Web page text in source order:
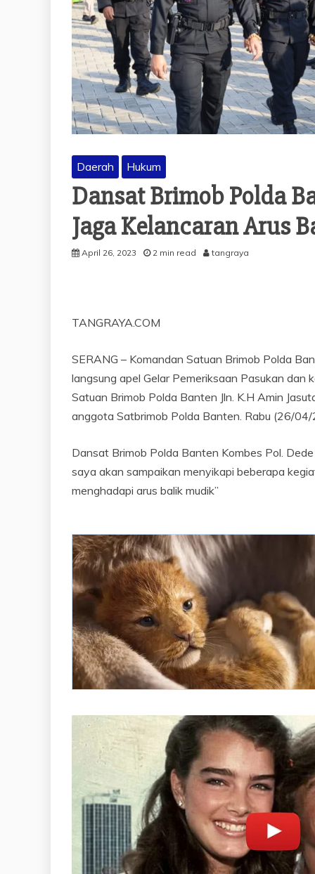
Daerah Hukum
Dansat Brimob Polda
Jaga Kelancaran Arus
April 26, 2023 2 min read tangraya
TANGRAYA.COM
SERANG – Komandan Satuan Brimob Polda
langsung apel Gelar Pemeriksaan Pasukan dan
Satuan Brimob Polda Banten Jln. K.H Amin
anggota Satbrimob Polda Banten. Rabu (26/04/
Dansat Brimob Polda Banten Kombes Pol.
saya akan sampaikan menyikapi beberapa
menghadapi arus balik mudik’’